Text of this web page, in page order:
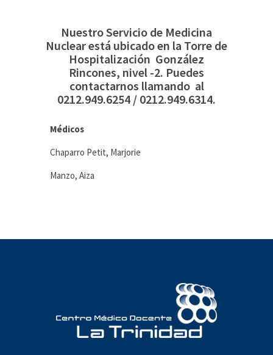
Nuestro Servicio de Medicina
Nuclear está ubicado en la Torre de
Hospitalización González
Rincones, nivel -2. Puedes
contactarnos llamando al
0212.949.6254 / 0212.949.6314.
Médicos
Chaparro Petit, Marjorie
Manzo, Aiza